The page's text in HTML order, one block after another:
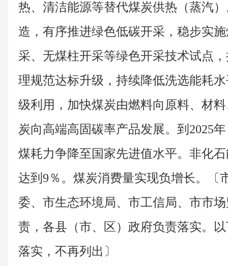
热、清洁能源等替代煤炭供热（蒸汽
造，有序推进绿色低碳开采，稳步实
采、无煤柱开采等绿色开采技术试点
理规范达标升级，持续降低洗选能耗
级利用，加快煤炭由燃料向原料、材
炭向高端高固碳率产品发展。到2025
煤耗力争降至国家先进值水平。非化
达到9％。煤炭消费量实现负增长。〔
委、市生态环境局、市工信局、市市
责，各县（市、区）政府负责落实。
落实，不再列出〕